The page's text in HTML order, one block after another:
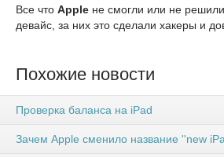
Все что Apple не смогли или не
девайс, за них это сделали хакеры и
Похожие новости
Проверка баланса на iPad
Зачем Apple сменило название ''new